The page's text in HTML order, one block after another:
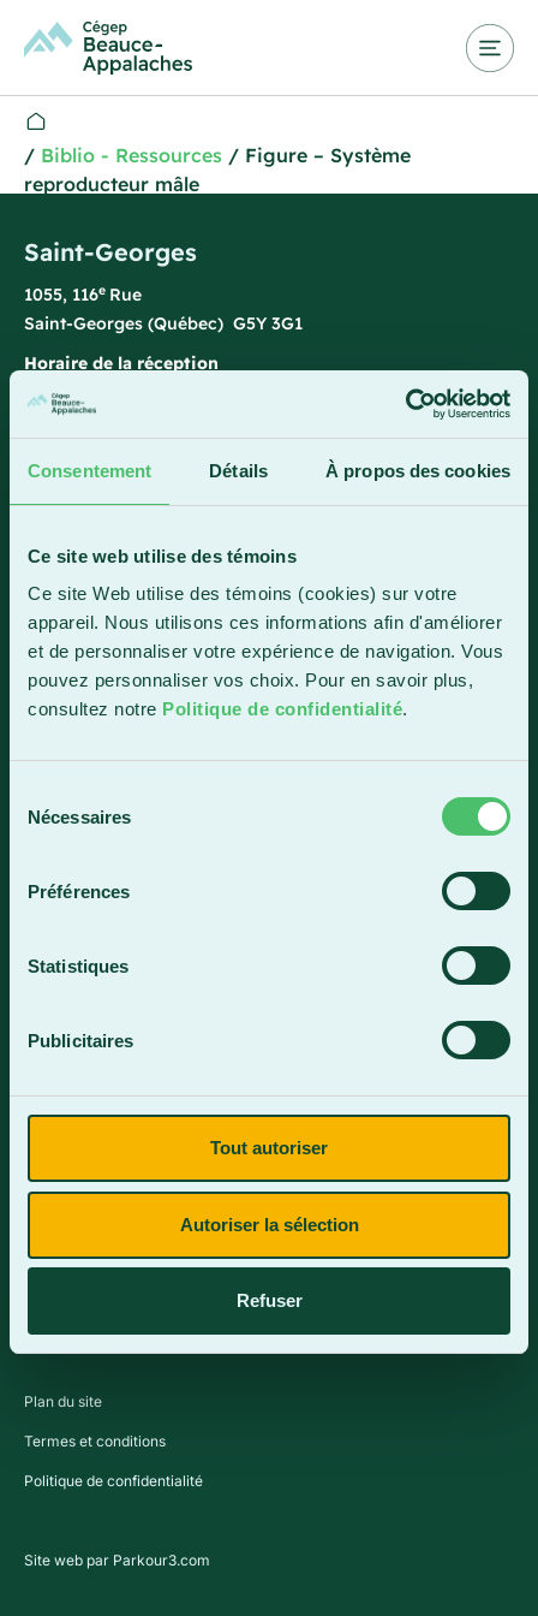
Consentement Détails À propos des cookies
Ce site web utilise des témoins
Ce site Web utilise des témoins (cookies) sur votre
appareil. Nous utilisons ces informations afin d'améliorer
et de personnaliser votre expérience de navigation. Vous
pouvez personnaliser vos choix. Pour en savoir plus,
consultez notre Politique de confidentialité.
Nécessaires
Préférences
Statistiques
Publicitaires
Tout autoriser
Autoriser la sélection
Refuser
/ Biblio - Ressources / Figure – Système
reproducteur mâle
Saint-Georges
1055, 116e Rue
Saint-Georges (Québec) G5Y 3G1
Horaire de la réception
Lundi-vendredi : 7 h 45 à 15 h 45
1 800 893-5111
Sainte-Marie
Sainte-Marie (Québec) G6E 0R1
Horaire de la réception
Lundi-vendredi : 7 h 30 à 15 h 30
4409, rue Dollard
Lundi-vendredi : 8 h à 16 h
Contactez-nous
Plan du site
Termes et conditions
Politique de confidentialité
Site web par Parkour3.com